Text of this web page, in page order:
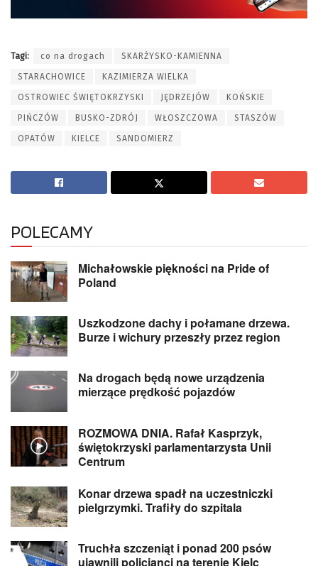
Tagi: co na drogach SKARŻYSKO-KAMIENNA
STARACHOWICE KAZIMIERZA WIELKA
OSTROWIEC ŚWIĘTOKRZYSKI JĘDRZEJÓW KOŃSKIE
PIŃCZÓW BUSKO-ZDRÓJ WŁOSZCZOWA STASZÓW
OPATÓW KIELCE SANDOMIERZ
POLECAMY
Michałowskie piękności na Pride of
Poland
Uszkodzone dachy i połamane drzewa.
Burze i wichury przeszły przez region
Na drogach będą nowe urządzenia
mierzące prędkość pojazdów
ROZMOWA DNIA. Rafał Kasprzyk,
świętokrzyski parlamentarzysta Unii
Centrum
Konar drzewa spadł na uczestniczki
pielgrzymki. Trafiły do szpitala
Truchła szczeniąt i ponad 200 psów
ujawnili policjanci na terenie Kielc